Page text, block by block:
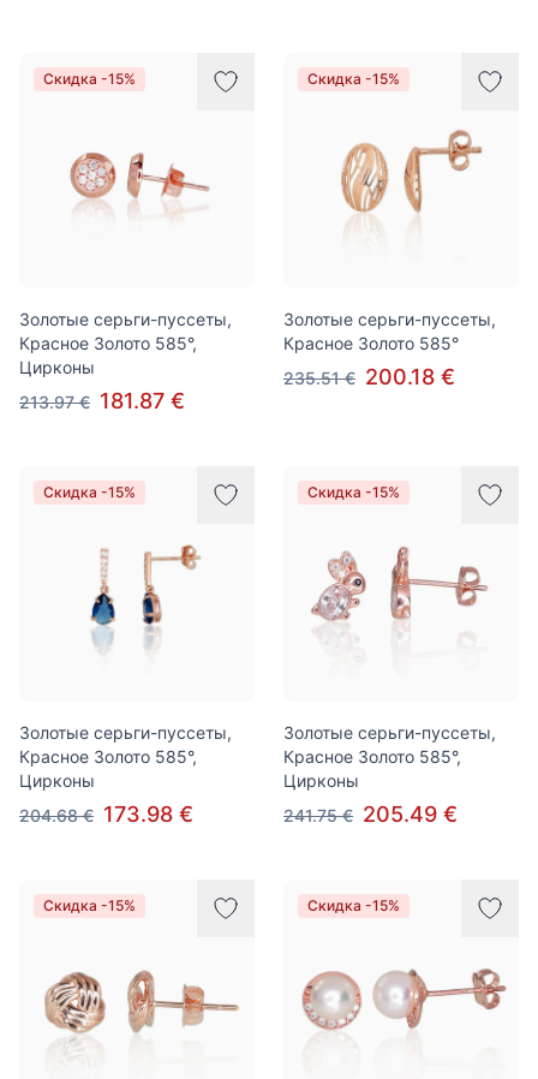
Скидка -15%
Золотые серьги-пуссеты,
Красное Золото 585°,
Цирконы
213.97 € 181.87 €
Скидка -15%
Золотые серьги-пуссеты,
Красное Золото 585°
235.51 € 200.18 €
Скидка -15%
Золотые серьги-пуссеты,
Красное Золото 585°,
Цирконы
204.68 € 173.98 €
Скидка -15%
Золотые серьги-пуссеты,
Красное Золото 585°,
Цирконы
241.75 € 205.49 €
Скидка -15% Скидка -15%